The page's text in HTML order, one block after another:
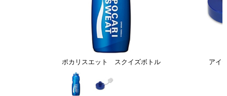
ポカリスエット スクイズボトル アイ